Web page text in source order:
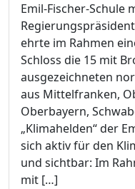
Emil-Fischer-Schule
ehrte im Rahmen
Schloss die 15 mit
ausgezeichneten
aus Mittelfranken,
Oberbayern,
„Klimahelden“ der
sich aktiv für den
und sichtbar: Im
mit […]